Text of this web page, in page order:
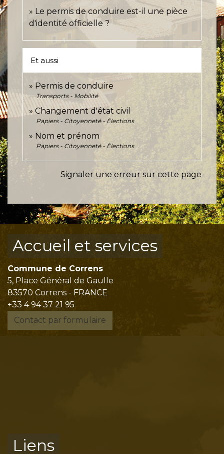
Le permis de conduire est-il une pièce
d'identité officielle ?
Et aussi
Permis de conduire
Transports - Mobilité
Changement d'état civil
Papiers - Citoyenneté - Élections
Nom et prénom
Papiers - Citoyenneté - Élections
Signaler une erreur sur cette page
Accueil et services
Commune de Correns
5, Place Général de Gaulle
83570 Correns - FRANCE
+33 4 94 37 21 95
Contact par formulaire
Liens